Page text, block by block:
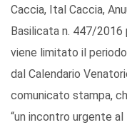
Caccia, Ital Caccia,
Basilicata n. 447/
viene limitato il
dal Calendario
comunicato stampa,
“un incontro urgente